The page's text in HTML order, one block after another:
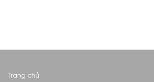
Trang chủ